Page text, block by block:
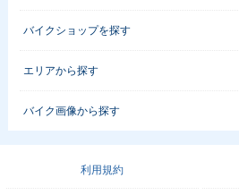
バイクショップを探す
エリアから探す
バイク画像から探す
利用規約